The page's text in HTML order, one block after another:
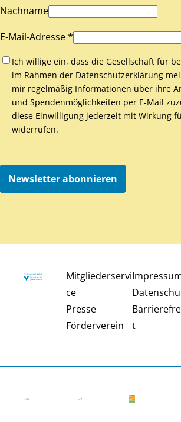
Nachname
E-Mail-Adresse *
Ich willige ein, dass die Gesellschaft für
im Rahmen der Datenschutzerklärung
mir regelmäßig Informationen über ihre
und Spendenmöglichkeiten per E-Mail
diese Einwilligung jederzeit mit Wirkung
widerrufen.
Newsletter abonnieren
Mitgliederservi
ce
Presse
Förderverein
t